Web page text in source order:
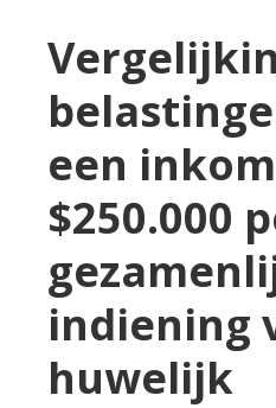
een
$250.000
indiening
huwelijk